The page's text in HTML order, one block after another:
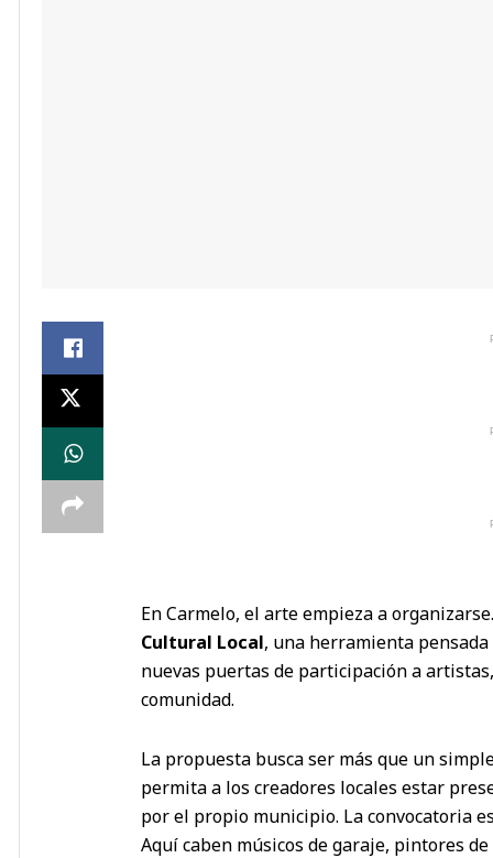
En Carmelo, el arte empieza a
Cultural Local, una herramienta
nuevas puertas de participación a
comunidad.
La propuesta busca ser más que un
permita a los creadores locales estar
por el propio municipio. La convocatoria
Aquí caben músicos de garaje, pintores